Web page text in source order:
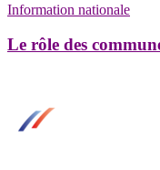
Information nationale
Le rôle des